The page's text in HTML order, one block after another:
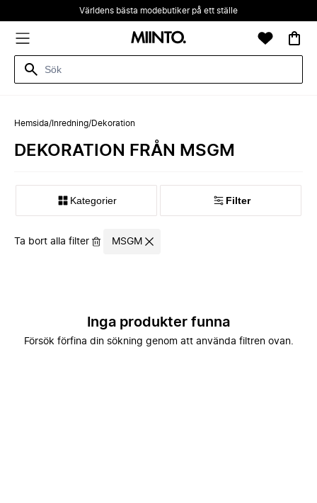
Världens bästa modebutiker på ett ställe
Hemsida/ Inredning/Dekoration
DEKORATION FRÅN MSGM
Kategorier Filter
Ta bort alla filter MSGM
Inga produkter funna
Försök förfina din sökning genom att använda filtren ovan.